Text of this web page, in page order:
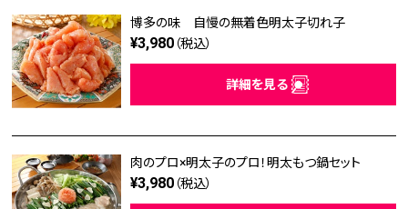
博多の味 自慢の無着色明太子切れ子
¥3,980 （税込）
詳細を見る
肉のプロ×明太子のプロ！明太もつ鍋セット
¥3,980 （税込）